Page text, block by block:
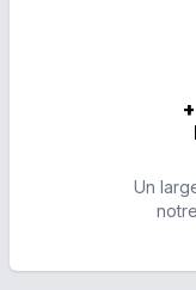
Un